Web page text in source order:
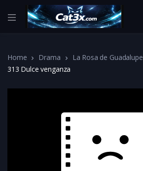
Home Drama La Rosa de Guadalupe
313 Dulce venganza